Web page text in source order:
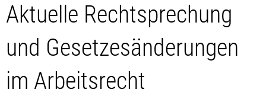
Aktuelle Rechtsprechung
und Gesetzesänderungen
im Arbeitsrecht